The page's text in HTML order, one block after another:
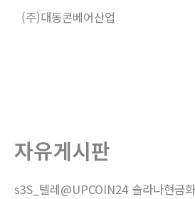
(주)대동콘베어산업
자유게시판
s3S_텔레@UPCOIN24 솔라나현금